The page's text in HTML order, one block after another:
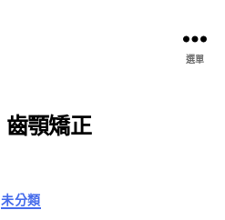
選單
齒顎矯正
分
未分類